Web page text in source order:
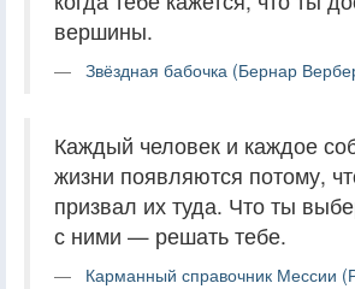
вершины.
Звёздная бабочка (Бернар
Каждый человек и каждое
жизни появляются потому,
призвал их туда. Что ты
с ними — решать тебе.
Карманный справочник Мессии